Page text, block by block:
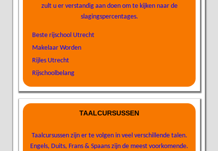
zult u er verstandig aan doen om te kijken naar de
slagingspercentages.
Beste rijschool Utrecht
Makelaar Worden
Rijles Utrecht
Rijschoolbelang
TAALCURSUSSEN
Taalcursussen zijn er te volgen in veel verschillende talen.
Engels, Duits, Frans & Spaans zijn de meest voorkomende.